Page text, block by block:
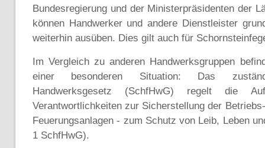
Bundesregierung und der Ministerpräsidenten der
können Handwerker und andere Dienstleister
weiterhin ausüben. Dies gilt auch für
Im Vergleich zu anderen Handwerksgruppen
einer besonderen Situation: Das
Handwerksgesetz (SchfHwG) regelt die
Verantwortlichkeiten zur Sicherstellung der
Feuerungsanlagen - zum Schutz von Leib, Leben
1 SchfHwG).